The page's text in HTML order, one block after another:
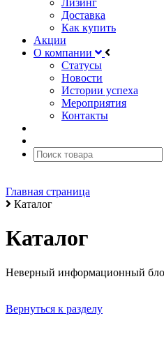
Лизинг
Доставка
Как купить
Акции
О компании
Статусы
Новости
Истории успеха
Мероприятия
Контакты
Главная страница
Каталог
Каталог
Неверный информационный
Вернуться к разделу